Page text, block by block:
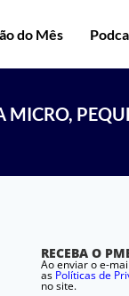
do Mês
MICRO,
RECEBA O
Ao enviar o e-
as Políticas de
no site.